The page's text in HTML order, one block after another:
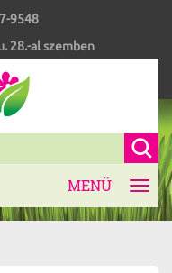
9548
28.-al szemben
MENÜ